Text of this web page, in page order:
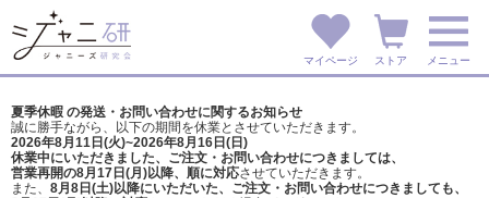
マイページ ストア メニュー
夏季休暇 の発送・お問い合わせに関するお知らせ
誠に勝手ながら、以下の期間を休業とさせていただきます。
2026年8月11日(火)~2026年8月16日(日)
休業中にいただきました、ご注文・お問い合わせにつきましては、
営業再開の8月17日(月)以降、順に対応させていただきます。
また、 8月8日(土)以降にいただいた、ご注文・ お問い合わせにつきましても、